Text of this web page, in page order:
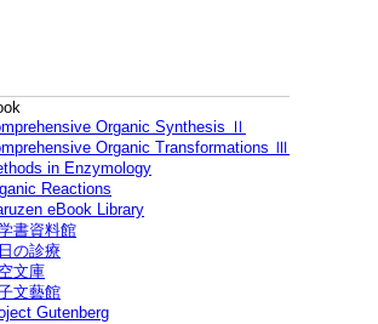
Organic Synthesis Ⅱ
Organic Transformations Ⅲ
in Enzymology
Reactions
eBook Library
書資料館
の診療
文庫
文藝館
Gutenberg